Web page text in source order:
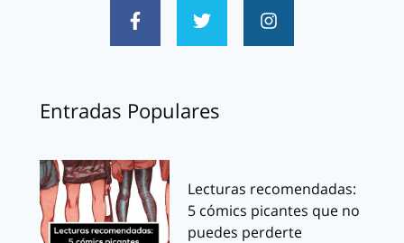
Entradas Populares
Lecturas recomendadas:
5 cómics picantes que no
puedes perderte